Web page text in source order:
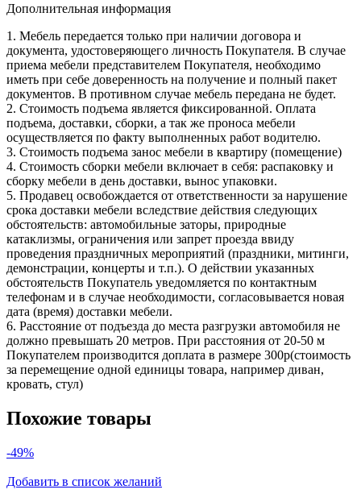
Дополнительная информация
1. Мебель передается только при наличии договора и
документа, удостоверяющего личность Покупателя. В случае
приема мебели представителем Покупателя, необходимо
иметь при себе доверенность на получение и полный пакет
документов. В противном случае мебель передана не будет.
2. Стоимость подъема является фиксированной. Оплата
подъема, доставки, сборки, а так же проноса мебели
осуществляется по факту выполненных работ водителю.
3. Стоимость подъема занос мебели в квартиру (помещение)
4. Стоимость сборки мебели включает в себя: распаковку и
сборку мебели в день доставки, вынос упаковки.
5. Продавец освобождается от ответственности за нарушение
срока доставки мебели вследствие действия следующих
обстоятельств: автомобильные заторы, природные
катаклизмы, ограничения или запрет проезда ввиду
проведения праздничных мероприятий (праздники, митинги,
демонстрации, концерты и т.п.). О действии указанных
обстоятельств Покупатель уведомляется по контактным
телефонам и в случае необходимости, согласовывается новая
дата (время) доставки мебели.
6. Расстояние от подъезда до места разгрузки автомобиля не
должно превышать 20 метров. При расстояния от 20-50 м
Покупателем производится доплата в размере 300р(стоимость
за перемещение одной единицы товара, например диван,
кровать, стул)
Похожие товары
-49%
Добавить в список желаний